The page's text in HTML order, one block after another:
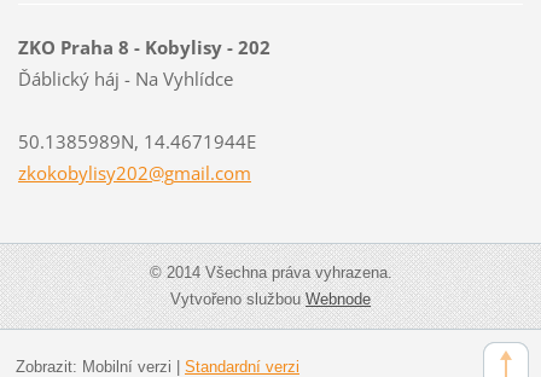
ZKO Praha 8 - Kobylisy - 202
Ďáblický háj - Na Vyhlídce
50.1385989N, 14.4671944E
zkokobylisy202@gmail.com
© 2014 Všechna práva vyhrazena.
Vytvořeno službouWebnode
Zobrazit: Mobilní verzi Standardní verzi